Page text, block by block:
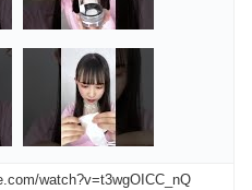
watch?v=t3wgOICC_nQ